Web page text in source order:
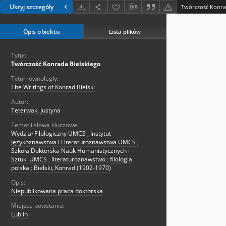
Ukryj szczegóły Twórczość
Opis obiektu Lista plików
Tytuł:
Twórczość Konrada Bielskiego
Tytuł równoległy:
The Writings of Konrad Bielski
Autor:
Teterwak, Justyna
Temat i słowa kluczowe:
Wydział Filologiczny UMCS ; Instytut
Językoznawstwa i Literaturoznawstwa UMCS ;
Szkoła Doktorska Nauk Humanistycznych i
Sztuki UMCS ; literaturoznawstwo ; filologia
polska ; Bielski, Konrad (1902-1970)
Opis:
Niepublikowana praca doktorska
Miejsce powstania:
Lublin